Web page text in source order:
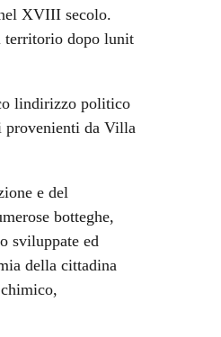
XVIII secolo.
territorio dopo lunit
lindirizzo politico
provenienti da Villa
e del
botteghe,
sviluppate ed
della cittadina